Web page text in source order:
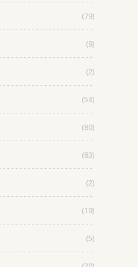
(79)
(9)
(2)
(53)
(80)
(83)
(2)
(19)
(5)